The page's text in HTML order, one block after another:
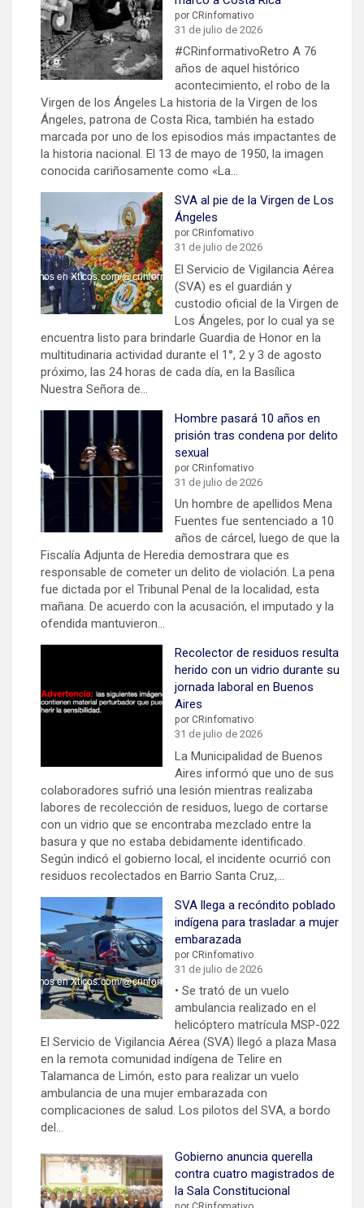
por CRinfomativo
31 de julio de 2026
#CRinformativoRetro A 76
años de aquel histórico
acontecimiento, el robo de la
Virgen de los Ángeles La historia de la Virgen de los
Ángeles, patrona de Costa Rica, también ha estado
marcada por uno de los episodios más impactantes de
la historia nacional. El 13 de mayo de 1950, la imagen
conocida cariñosamente como «La…
SVA al pie de la Virgen de Los
Ángeles
por CRinfomativo
31 de julio de 2026
El Servicio de Vigilancia Aérea
(SVA) es el guardián y
custodio oficial de la Virgen de
Los Ángeles, por lo cual ya se
encuentra listo para brindarle Guardia de Honor en la
multitudinaria actividad durante el 1°, 2 y 3 de agosto
próximo, las 24 horas de cada día, en la Basílica
Nuestra Señora de…
Hombre pasará 10 años en
prisión tras condena por delito
sexual
por CRinfomativo
31 de julio de 2026
Un hombre de apellidos Mena
Fuentes fue sentenciado a 10
años de cárcel, luego de que la
Fiscalía Adjunta de Heredia demostrara que es
responsable de cometer un delito de violación. La pena
fue dictada por el Tribunal Penal de la localidad, esta
mañana. De acuerdo con la acusación, el imputado y la
ofendida mantuvieron…
Recolector de residuos resulta
herido con un vidrio durante su
jornada laboral en Buenos
Aires
por CRinfomativo
31 de julio de 2026
La Municipalidad de Buenos
Aires informó que uno de sus
colaboradores sufrió una lesión mientras realizaba
labores de recolección de residuos, luego de cortarse
con un vidrio que se encontraba mezclado entre la
basura y que no estaba debidamente identificado.
Según indicó el gobierno local, el incidente ocurrió con
residuos recolectados en Barrio Santa Cruz,…
SVA llega a recóndito poblado
indígena para trasladar a mujer
embarazada
por CRinfomativo
31 de julio de 2026
• Se trató de un vuelo
ambulancia realizado en el
helicóptero matrícula MSP-022
El Servicio de Vigilancia Aérea (SVA) llegó a plaza Masa
en la remota comunidad indígena de Telire en
Talamanca de Limón, esto para realizar un vuelo
ambulancia de una mujer embarazada con
complicaciones de salud. Los pilotos del SVA, a bordo
del…
Gobierno anuncia querella
contra cuatro magistrados de
la Sala Constitucional